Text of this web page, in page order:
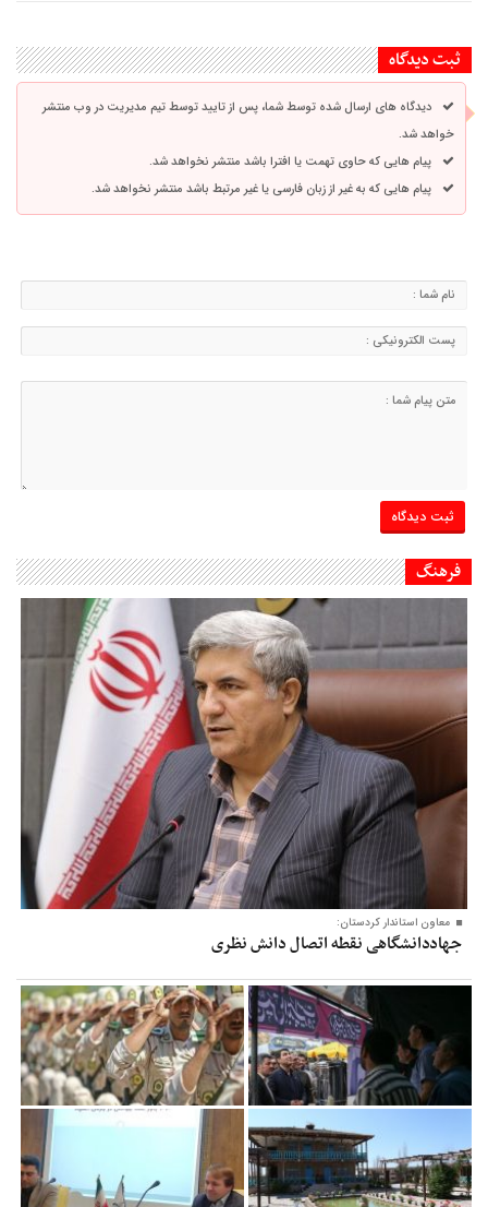
ثبت دیدگاه
دیدگاه های ارسال شده توسط شما، پس از تایید توسط تیم مدیریت در وب منتشر
خواهد شد.
پیام هایی که حاوی تهمت یا افترا باشد منتشر نخواهد شد.
پیام هایی که به غیر از زبان فارسی یا غیر مرتبط باشد منتشر نخواهد شد.
فرهنگ
معاون‌ استاندار کردستان:
جهاددانشگاهی نقطه اتصال دانش نظری